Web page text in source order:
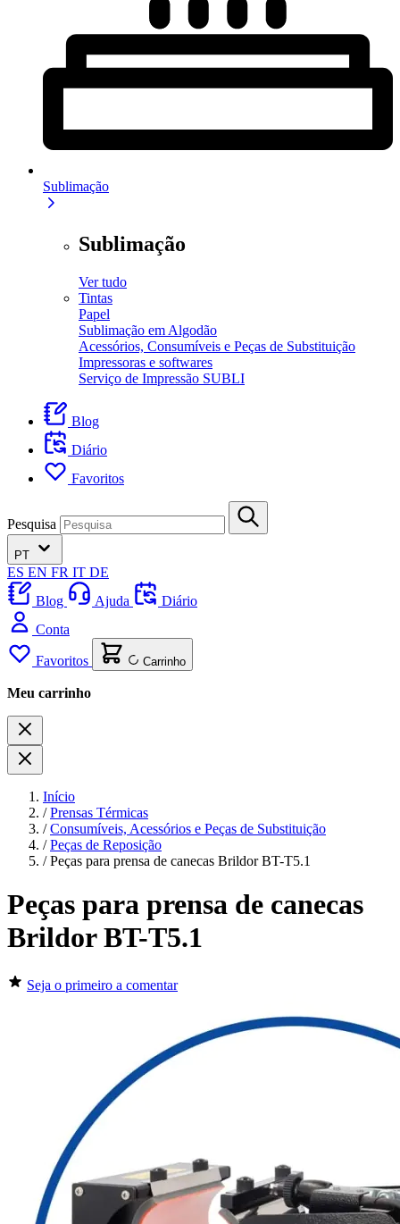
Sublimação
Sublimação
Ver tudo
Tintas
Papel
Sublimação em Algodão
Acessórios, Consumíveis e Peças de Substituição
Impressoras e softwares
Serviço de Impressão SUBLI
Blog
Diário
Favoritos
Pesquisa
PT
ES EN FR IT DE
Blog
Ajuda
Diário
Conta
Favoritos Carrinho
Meu carrinho
Início
/ Prensas Térmicas
/ Consumíveis, Acessórios e Peças de Substituição
/ Peças de Reposição
/ Peças para prensa de canecas Brildor BT-T5.1
Peças para prensa de canecas
Brildor BT-T5.1
Seja o primeiro a comentar